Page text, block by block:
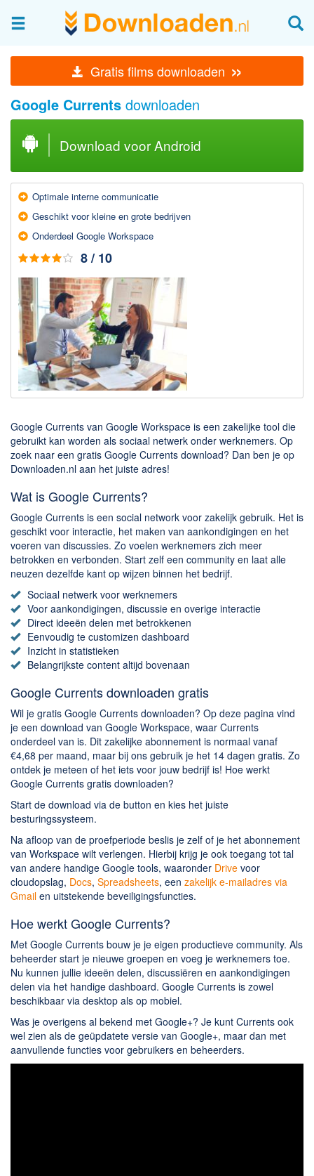
Gratis films downloaden »
Afbeeldingen & fotografie
Beheren en bekijken
Afbeelding & foto bewerken
Foto apps
Screenshots Maken
Audio & Video
Branden en Rippen
Opnemen Audio en Video
Video bewerken
Downloaden
BitTorrent Clients
Nieuwslezers (Downloaden via usenet)
Computer opschonen
Veilig online
Adresboek en contacten
Planning en organisatie
Tekst en Administratie
Overige
Algemeen
Chatten en bellen
Dating apps
Parkeer apps
Rar en Zip (Compressie - Unzip)
Shopping
Spelletjes en Games
Webbrowsers
Google Currents downloaden
Download voor Android
Optimale interne communicatie
Geschikt voor kleine en grote bedrijven
Onderdeel Google Workspace
8 / 10
Google Currents van Google Workspace is een zakelijke tool die
gebruikt kan worden als sociaal netwerk onder werknemers. Op
zoek naar een gratis Google Currents download? Dan ben je op
Downloaden.nl aan het juiste adres!
Wat is Google Currents?
Google Currents is een social network voor zakelijk gebruik. Het is
geschikt voor interactie, het maken van aankondigingen en het
voeren van discussies. Zo voelen werknemers zich meer
betrokken en verbonden. Start zelf een community en laat alle
neuzen dezelfde kant op wijzen binnen het bedrijf.
Sociaal netwerk voor werknemers
Voor aankondigingen, discussie en overige interactie
Direct ideeën delen met betrokkenen
Eenvoudig te customizen dashboard
Inzicht in statistieken
Belangrijkste content altijd bovenaan
Google Currents downloaden gratis
Wil je gratis Google Currents downloaden? Op deze pagina vind
je een download van Google Workspace, waar Currents
onderdeel van is. Dit zakelijke abonnement is normaal vanaf
€4,68 per maand, maar bij ons gebruik je het 14 dagen gratis. Zo
ontdek je meteen of het iets voor jouw bedrijf is! Hoe werkt
Google Currents gratis downloaden?
Start de download via de button en kies het juiste
besturingssysteem.
Na afloop van de proefperiode beslis je zelf of je het abonnement
van Workspace wilt verlengen. Hierbij krijg je ook toegang tot tal
van andere handige Google tools, waaronder Drive voor
cloudopslag, Docs, Spreadsheets, een zakelijk e-mailadres via
Gmail en uitstekende beveiligingsfuncties.
Hoe werkt Google Currents?
Met Google Currents bouw je je eigen productieve community. Als
beheerder start je nieuwe groepen en voeg je werknemers toe.
Nu kunnen jullie ideeën delen, discussiëren en aankondigingen
delen via het handige dashboard. Google Currents is zowel
beschikbaar via desktop als op mobiel.
Was je overigens al bekend met Google+? Je kunt Currents ook
wel zien als de geüpdatete versie van Google+, maar dan met
aanvullende functies voor gebruikers en beheerders.